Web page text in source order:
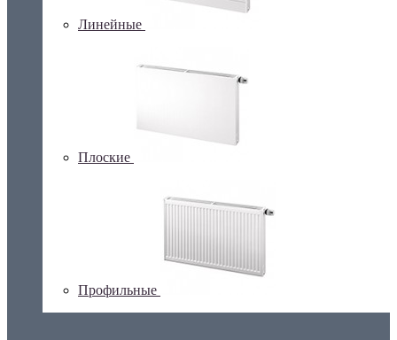
Линейные
Плоские
Профильные